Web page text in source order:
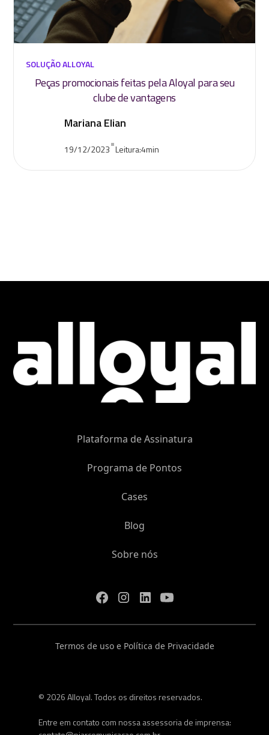
SOLUÇÃO ALLOYAL
Peças promocionais feitas pela Aloyal para seu
clube de vantagens
Mariana Elian
19/12/2023•Leitura:4min
Plataforma de Assinatura
Programa de Pontos
Cases
Blog
Sobre nós
© 2026 Alloyal. Todos os direitos reservados.
Entre em contato com nossa assessoria de imprensa:
Termos de uso e Política de Privacidade